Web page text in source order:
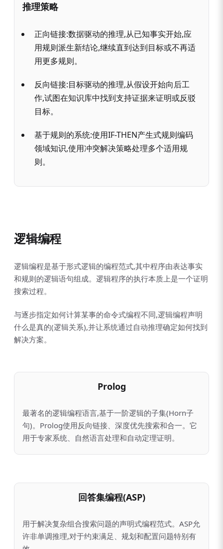
推理策略
正向链接:数据驱动的推理,从已知事实开始,应
用规则派生新结论,继续直到达到目标或不再适
用更多规则。
反向链接:目标驱动的推理,从假设开始向后工
作,试图在知识库中找到支持证据来证明或反驳
目标。
基于规则的系统:使用IF-THEN产生式规则编码
领域知识,使用冲突解决策略处理多个适用规
则。
逻辑编程
逻辑编程是基于形式逻辑的编程范式,其中程序由表达事实
和规则的逻辑语句组成。逻辑程序的执行本质上是一个证明
搜索过程。
与逐步指定如何计算某事的命令式编程不同,逻辑编程声明
什么是真的(逻辑关系),并让系统通过自动推理确定如何找到
解决方案。
Prolog
最著名的逻辑编程语言,基于一阶逻辑的子集(Horn子
句)。Prolog使用反向链接、深度优先搜索和合一。它
用于专家系统、自然语言处理和自动定理证明。
回答集编程(ASP)
用于解决复杂组合搜索问题的声明式编程范式。ASP允
许非单调推理,对于约束满足、规划和配置问题特别有